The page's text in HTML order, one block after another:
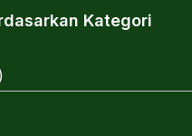
Kategori
)